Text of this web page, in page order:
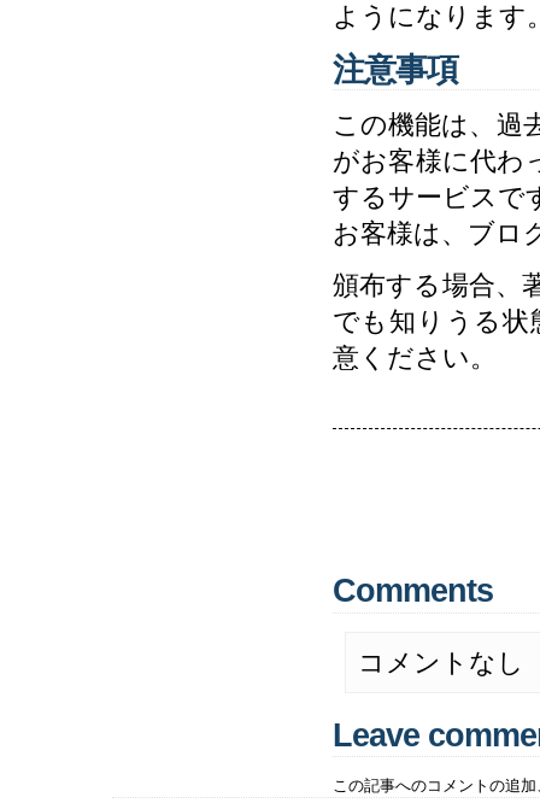
ようになります
注意事項
この機能は、過
がお客様に代わ
するサービスで
お客様は、ブロ
頒布する場合、
でも知りうる
意ください。
Comments
コメントなし
Leave
この記事へのコメントの追